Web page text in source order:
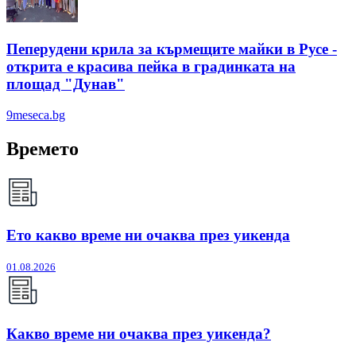
Пеперудени крила за кърмещите майки в Русе -
открита е красива пейка в градинката на
площад "Дунав"
9meseca.bg
Времето
Ето какво време ни очаква през уикенда
01.08.2026
Какво време ни очаква през уикенда?